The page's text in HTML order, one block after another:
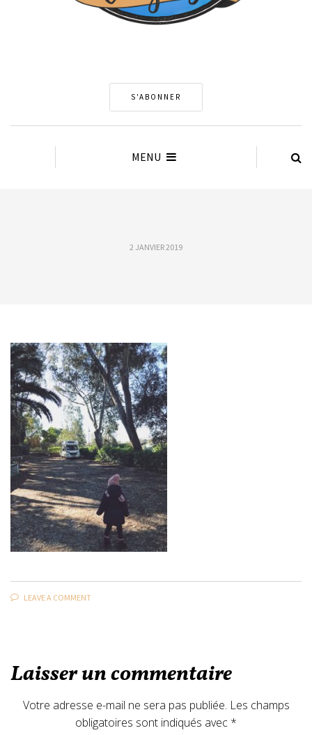
S'ABONNER
MENU
2 JANVIER 2019
LEAVE A COMMENT
Laisser un commentaire
Votre adresse e-mail ne sera pas publiée. Les champs
obligatoires sont indiqués avec *